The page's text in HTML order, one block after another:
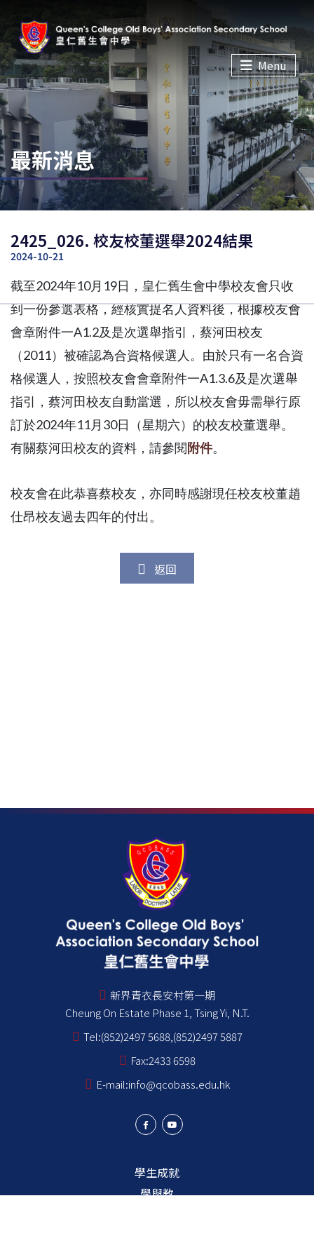
Menu
最新消息
2425_026. 校友校董選舉2024結果
2024-10-21
截至2024年10月19日，皇仁舊生會中學校友會只收
到一份參選表格，經核實提名人資料後，根據校友會
會章附件一A1.2及是次選舉指引，蔡河田校友
（2011） 被確認為合資格候選人。由於只有一名合資
格候選人，按照校友會會章附件一A1.3.6及是次選舉
指引，蔡河田校友自動當選，所以校友會毋需舉行原
訂於2024年11月30日（星期六）的校友校董選舉。
有關蔡河田校友的資料，請參閱附件。
校友會在此恭喜蔡校友，亦同時感謝現任校友校董趙
仕昂校友過去四年的付出。
返回
新界青衣長安村第一期
Cheung On Estate Phase 1, Tsing Yi, N.T.
Tel:(852)2497 5688,(852)2497 5887
Fax:2433 6598
E-mail:info@qcobass.edu.hk
學生成就
學與教